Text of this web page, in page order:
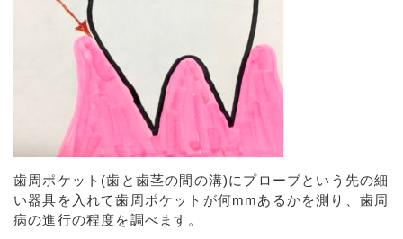
歯周ポケット (歯と歯茎の間の溝)にプローブという先の細
い器具を入れて歯周ポケットが何mmあるかを測り、歯周
病の進行の程度を調べます。